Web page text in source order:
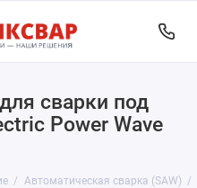
сварки под
Power Wave
Автоматическая сварка (SAW)
(MIG/MAG)
сварки (TIG)